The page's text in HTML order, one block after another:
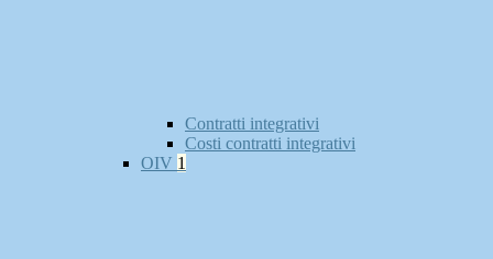
Contratti integrativi
Costi contratti integrativi
OIV 1